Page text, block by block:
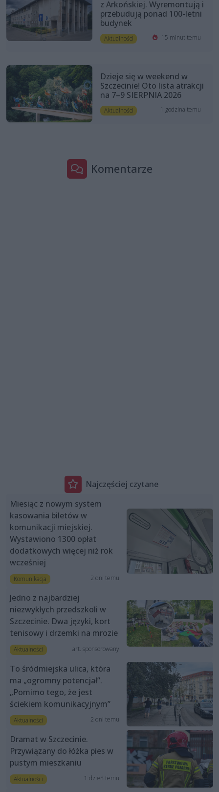
z Arkońskiej. Wyremontują i
przebudują ponad 100-letni
budynek
Aktualności 15 minut temu
Dzieje się w weekend w
Szczecinie! Oto lista atrakcji
na 7–9 SIERPNIA 2026
Aktualności 1 godzina temu
Komentarze
Najczęściej czytane
Miesiąc z nowym system
kasowania biletów w
komunikacji miejskiej.
Wystawiono 1300 opłat
dodatkowych więcej niż rok
wcześniej
Komunikacja 2 dni temu
Jedno z najbardziej
niezwykłych przedszkoli w
Szczecinie. Dwa języki, kort
tenisowy i drzemki na mrozie
Aktualności art. sponsorowany
To śródmiejska ulica, która
ma „ogromny potencjał”.
„Pomimo tego, że jest
ściekiem komunikacyjnym”
Aktualności 2 dni temu
Dramat w Szczecinie.
Przywiązany do łóżka pies w
pustym mieszkaniu
Aktualności 1 dzień temu